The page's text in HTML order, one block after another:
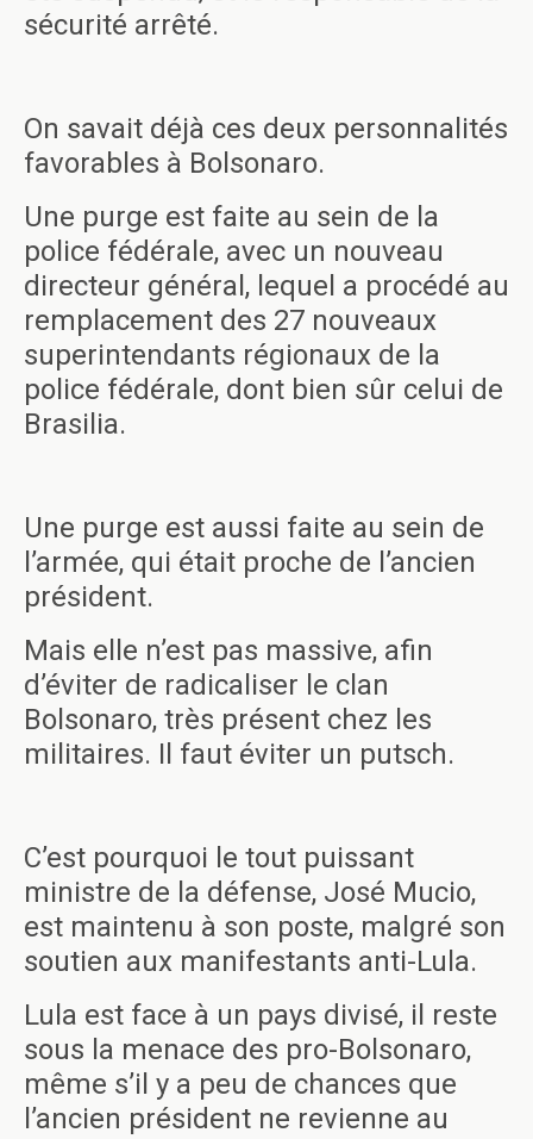
sécurité arrêté.
On savait déjà ces deux personnalités
favorables à Bolsonaro.
Une purge est faite au sein de la
police fédérale, avec un nouveau
directeur général, lequel a procédé au
remplacement des 27 nouveaux
superintendants régionaux de la
police fédérale, dont bien sûr celui de
Brasilia.
Une purge est aussi faite au sein de
l’armée, qui était proche de l’ancien
président.
Mais elle n’est pas massive, afin
d’éviter de radicaliser le clan
Bolsonaro, très présent chez les
militaires. Il faut éviter un putsch.
C’est pourquoi le tout puissant
ministre de la défense, José Mucio,
est maintenu à son poste, malgré son
soutien aux manifestants anti-Lula.
Lula est face à un pays divisé, il reste
sous la menace des pro-Bolsonaro,
même s’il y a peu de chances que
l’ancien président ne revienne au